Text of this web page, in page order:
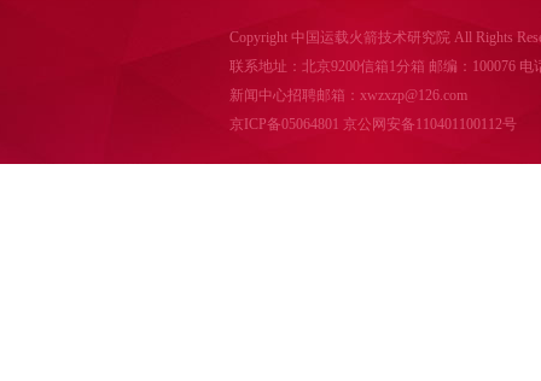
Copyright 中国运载火箭技术研究院 All Rights
联系地址：北京9200信箱1分箱 邮编：100076 电
新闻中心招聘邮箱：xwzxzp@126.com
京ICP备05064801 京公网安备110401100112号